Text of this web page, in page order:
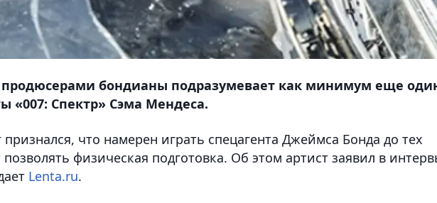
продюсерами бондианы подразумевает как минимум еще
«007: Спектр» Сэма Мендеса.
что намерен играть спецагента Джеймса Бонда до тех
физическая подготовка. Об этом артист заявил в
Lenta.ru.